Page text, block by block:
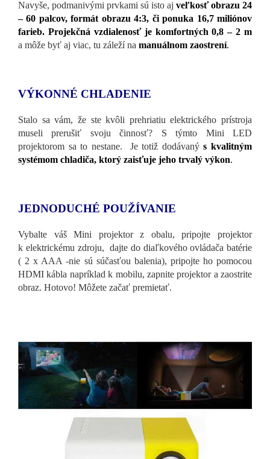
Navyše, podmanivými prvkami sú isto aj veľkosť obrazu 24
– 60 palcov, formát obrazu 4:3, či ponuka 16,7 miliónov
farieb. Projekčná vzdialenosť je komfortných 0,8 – 2 m
a môže byť aj viac, tu záleží na manuálnom zaostrení.
VÝKONNÉ CHLADENIE
Stalo sa vám, že ste kvôli prehriatiu elektrického prístroja
museli prerušiť svoju činnosť? S týmto Mini LED
projektorom sa to nestane. Je totiž dodávanýs kvalitným
systémom chladiča, ktorý zaisťuje jeho trvalý výkon.
JEDNODUCHÉ POUŽÍVANIE
Vybalte váš Mini projektor z obalu, pripojte projektor
k elektrickému zdroju, dajte do diaľkového ovládača batérie
( 2 x AAA -nie sú súčasťou balenia), pripojte ho pomocou
HDMI kábla napríklad k mobilu, zapnite projektor a zaostrite
obraz. Hotovo! Môžete začať premietať.